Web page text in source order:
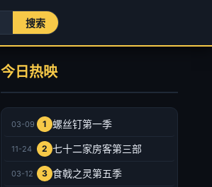
今日热映
03-09 1 螺丝钉第一季
11-24 2 七十二家房客第三部
03-12 3 食戟之灵第五季